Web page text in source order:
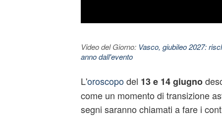
Video del Giorno: Vasco, giubileo 2027:
anno dall'evento
L'oroscopodel 13 e 14 giugno
come un momento di transizione
segni saranno chiamati a fare i